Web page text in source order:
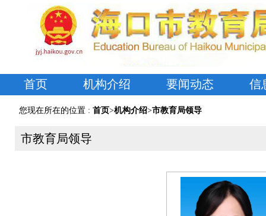
首页 机构介绍 要闻动态 信
您现在所在的位置 : 首页>机构介绍>市教育局领导
市教育局领导